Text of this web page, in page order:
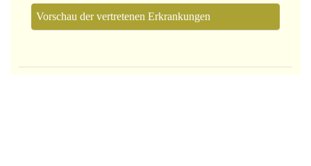
Vorschau der vertretenen Erkrankungen